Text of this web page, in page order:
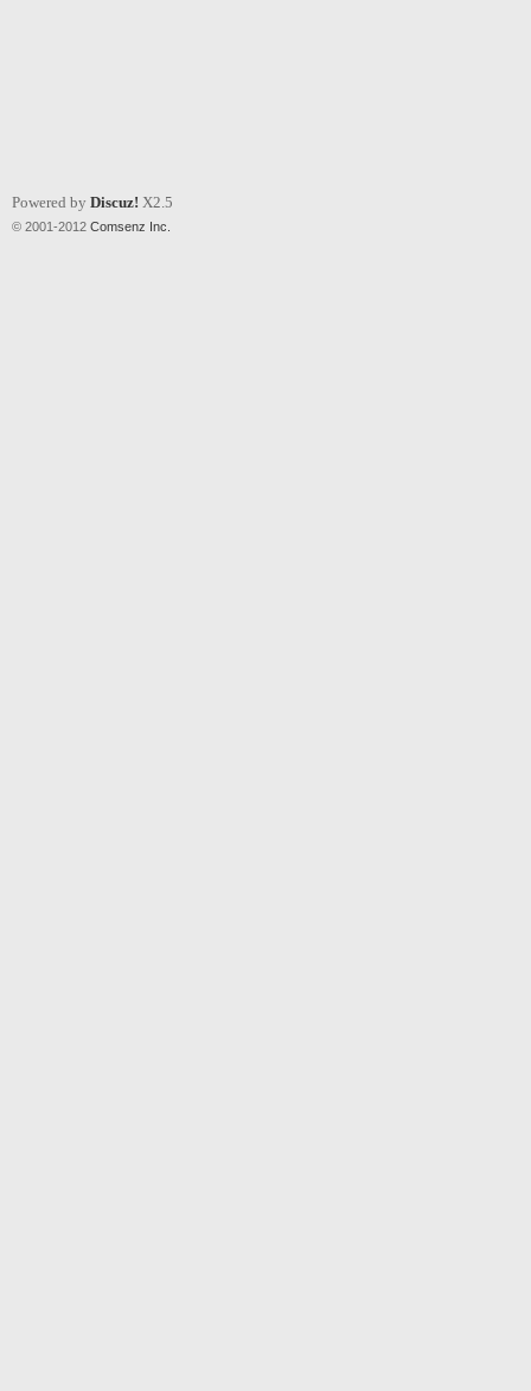
Powered by Discuz! X2.5
© 2001-2012 Comsenz Inc.